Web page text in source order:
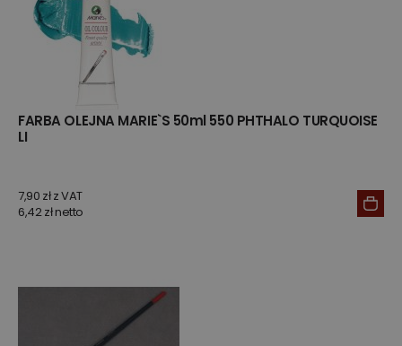
FARBA OLEJNA MARIE`S 50ml 550 PHTHALO TURQUOISE
LI
7,90 zł z VAT
6,42 zł netto